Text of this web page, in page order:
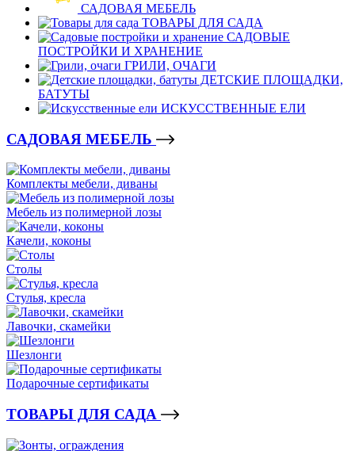
САДОВАЯ МЕБЕЛЬ
ТОВАРЫ ДЛЯ САДА
САДОВЫЕ
ПОСТРОЙКИ И ХРАНЕНИЕ
ГРИЛИ, ОЧАГИ
ДЕТСКИЕ ПЛОЩАДКИ,
БАТУТЫ
ИСКУССТВЕННЫЕ ЕЛИ
САДОВАЯ МЕБЕЛЬ
Комплекты мебели, диваны
Мебель из полимерной лозы
Качели, коконы
Столы
Стулья, кресла
Лавочки, скамейки
Шезлонги
Подарочные сертификаты
ТОВАРЫ ДЛЯ САДА